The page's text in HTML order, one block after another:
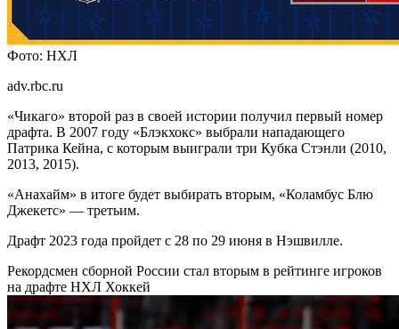
Фото: НХЛ
adv.rbc.ru
«Чикаго» второй раз в своей истории получил первый номер
драфта. В 2007 году «Блэкхокс» выбрали нападающего
Патрика Кейна, с которым выиграли три Кубка Стэнли (2010,
2013, 2015).
«Анахайм» в итоге будет выбирать вторым, «Коламбус Блю
Джекетс» — третьим.
Драфт 2023 года пройдет с 28 по 29 июня в Нэшвилле.
Рекордсмен сборной России стал вторым в рейтинге игроков
на драфте НХЛ Хоккей